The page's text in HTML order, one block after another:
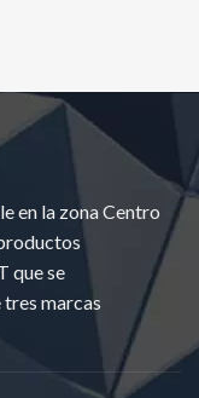
en la zona Centro
que se
marcas